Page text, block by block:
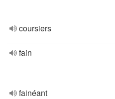
coursiers
fain
fainéant